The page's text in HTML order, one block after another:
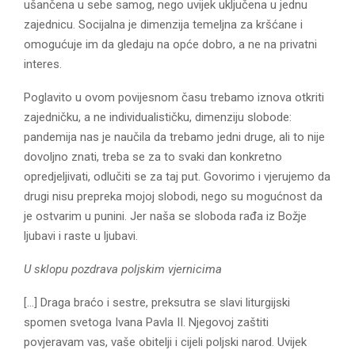
ušančena u sebe samog, nego uvijek uključena u jednu
zajednicu. Socijalna je dimenzija temeljna za kršćane i
omogućuje im da gledaju na opće dobro, a ne na privatni
interes.
Poglavito u ovom povijesnom času trebamo iznova otkriti
zajedničku, a ne individualističku, dimenziju slobode:
pandemija nas je naučila da trebamo jedni druge, ali to nije
dovoljno znati, treba se za to svaki dan konkretno
opredjeljivati, odlučiti se za taj put. Govorimo i vjerujemo da
drugi nisu prepreka mojoj slobodi, nego su mogućnost da
je ostvarim u punini. Jer naša se sloboda rađa iz Božje
ljubavi i raste u ljubavi.
U sklopu pozdrava poljskim vjernicima
[…] Draga braćo i sestre, preksutra se slavi liturgijski
spomen svetoga Ivana Pavla II. Njegovoj zaštiti
povjeravam vas, vaše obitelji i cijeli poljski narod. Uvijek